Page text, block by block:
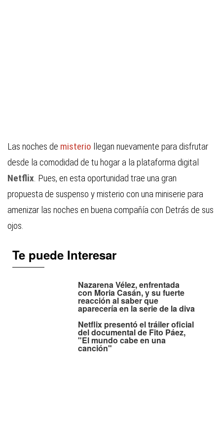
Las noches de misterio llegan nuevamente para disfrutar
desde la comodidad de tu hogar a la plataforma digital
Netflix. Pues, en esta oportunidad trae una gran
propuesta de suspenso y misterio con una miniserie para
amenizar las noches en buena compañía con Detrás de sus
ojos.
Te puede Interesar
Nazarena Vélez, enfrentada
con Moria Casán, y su fuerte
reacción al saber que
aparecería en la serie de la diva
Netflix presentó el tráiler oficial
del documental de Fito Páez,
"El mundo cabe en una
canción"